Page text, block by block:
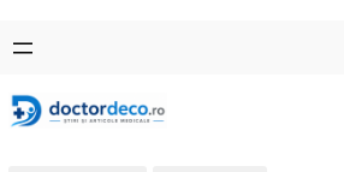
conținut
content